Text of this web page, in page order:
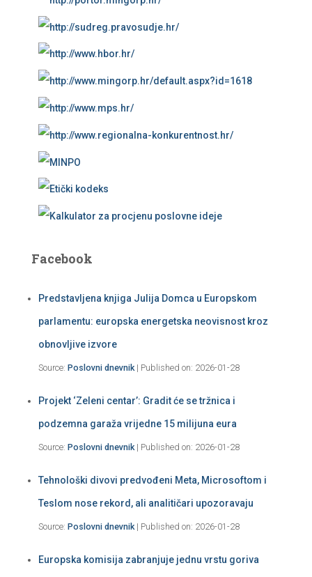
Facebook
Predstavljena knjiga Julija Domca u Europskom
parlamentu: europska energetska neovisnost kroz
obnovljive izvore
Source: Poslovni dnevnik Published on: 2026-01-28
Projekt ‘Zeleni centar’: Gradit će se tržnica i
podzemna garaža vrijedne 15 milijuna eura
Source: Poslovni dnevnik Published on: 2026-01-28
Tehnološki divovi predvođeni Meta, Microsoftom i
Teslom nose rekord, ali analitičari upozoravaju
Source: Poslovni dnevnik Published on: 2026-01-28
Europska komisija zabranjuje jednu vrstu goriva